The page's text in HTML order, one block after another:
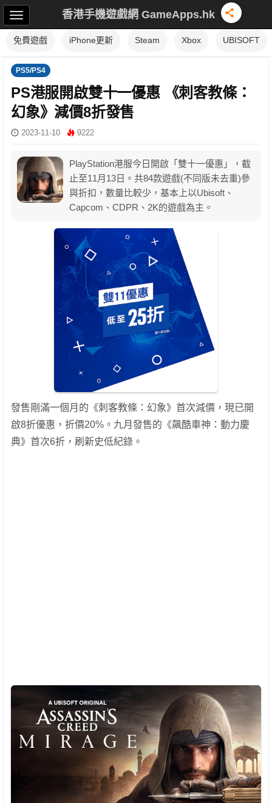
香港手機遊戲網 GameApps.hk
免費遊戲 iPhone更新 Steam Xbox UBISOFT
PS5/PS4
PS港服開啟雙十一優惠 《刺客教條：
幻象》減價8折發售
2023-11-10 9222
PlayStation港服今日開啟「雙十一優惠」，截
止至11月13日。共84款遊戲(不同版未去重)參
與折扣，數量比較少，基本上以Ubisoft、
Capcom、CDPR、2K的遊戲為主。
發售剛滿一個月的《刺客教條：幻象》首次減價，現已開
啟8折優惠，折價20%。九月發售的《飆酷車神：動力慶
典》首次6折，刷新史低紀錄。